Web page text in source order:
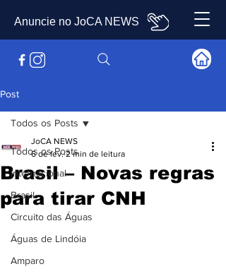
Anuncie no JoCA NEWS
Post
Todos os Posts
Internacional
Brasil
Circuito das Águas
Águas de Lindóia
Amparo
Todos os Posts
Brasil – Novas regras
para tirar CNH
JoCA NEWS
6 de fev. 2 min de leitura